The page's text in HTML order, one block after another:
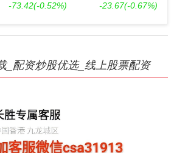
-73.42(-0.52%) -23.67(-0.67%)
_配资炒股优选_线上股票配资